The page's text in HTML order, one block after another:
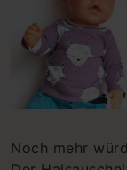
Noch mehr